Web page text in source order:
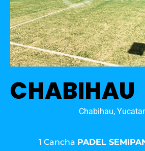
CHABIHAU
Chabihau,
1 Cancha PADEL